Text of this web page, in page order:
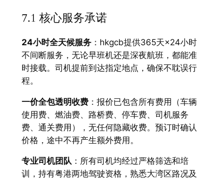
7.1 核心服务承诺
24小时全天候服务：hkgcb提供365天×24小时
不间断服务，无论早班机还是深夜航班，都能准
时接载。司机提前到达指定地点，确保不耽误行
程。
一价全包透明收费：报价已包含所有费用（车辆
使用费、燃油费、路桥费、停车费、司机服务
费、通关费用），无任何隐藏收费。预订时确认
价格，途中不再产生额外费用。
专业司机团队：所有司机均经过严格筛选和培
训，持有粤港两地驾驶资格，熟悉大湾区路况及